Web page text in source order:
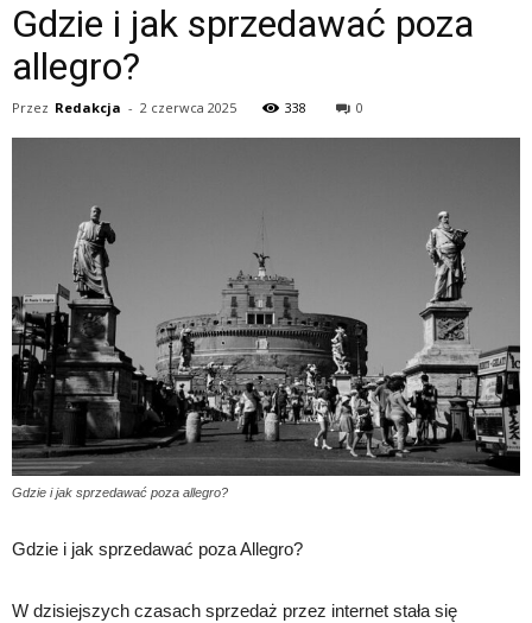
Gdzie i jak sprzedawać poza
allegro?
Przez Redakcja - 2 czerwca 2025 338 0
Gdzie i jak sprzedawać poza allegro?
Gdzie i jak sprzedawać poza Allegro?
W dzisiejszych czasach sprzedaż przez internet stała się